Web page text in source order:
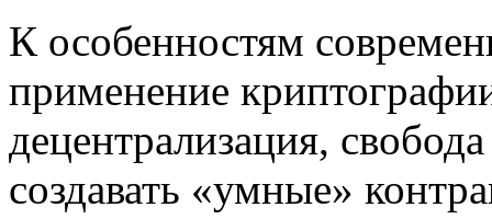
К особенностям
применение
децентрализация,
создавать «умные»